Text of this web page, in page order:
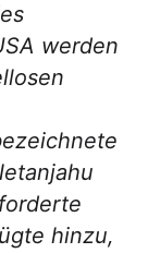
werden
hinzu,